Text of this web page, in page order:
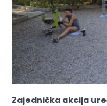
Zajednička akcija